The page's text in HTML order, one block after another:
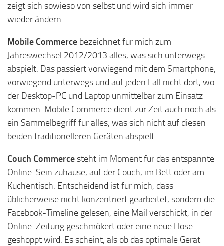
zeigt sich sowieso von selbst und wird sich immer
wieder ändern.
Mobile Commerce bezeichnet für mich zum
Jahreswechsel 2012/2013 alles, was sich unterwegs
abspielt. Das passiert vorwiegend mit dem Smartphone,
vorwiegend unterwegs und auf jeden Fall nicht dort, wo
der Desktop-PC und Laptop unmittelbar zum Einsatz
kommen. Mobile Commerce dient zur Zeit auch noch als
ein Sammelbegriff für alles, was sich nicht auf diesen
beiden traditionelleren Geräten abspielt.
Couch Commercesteht im Moment für das entspannte
Online-Sein zuhause, auf der Couch, im Bett oder am
Küchentisch. Entscheidend ist für mich, dass
üblicherweise nicht konzentriert gearbeitet, sondern die
Facebook-Timeline gelesen, eine Mail verschickt, in der
Online-Zeitung geschmökert oder eine neue Hose
geshoppt wird. Es scheint, als ob das optimale Gerät